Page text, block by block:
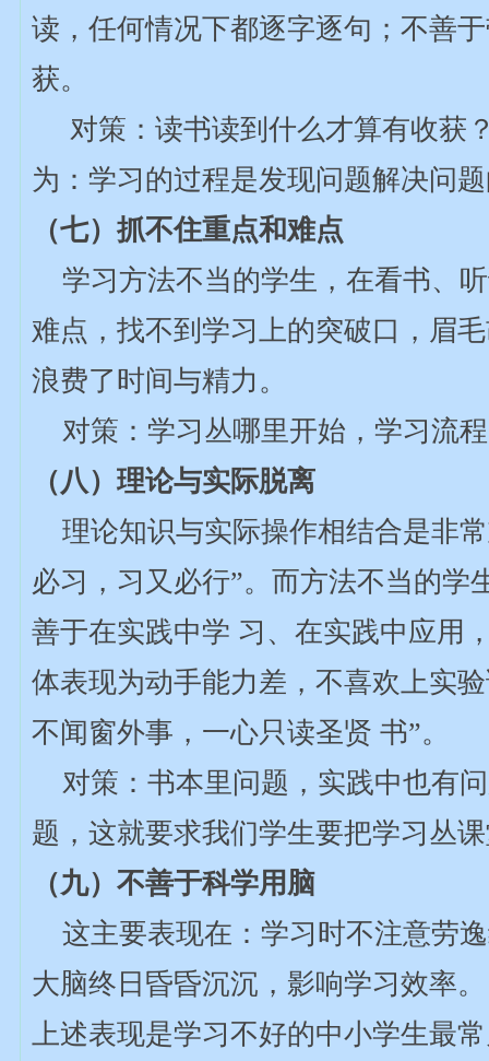
读，任何情况下都逐字逐句；不善
获。
对策：读书读到什么才算有收获
为：学习的过程是发现问题解决问
（七）抓不住重点和难点
学习方法不当的学生，在看书、
难点，找不到学习上的突破口，眉
浪费了时间与精力。
对策：学习丛哪里开始，学习流
（八）理论与实际脱离
理论知识与实际操作相结合是非
必习，习又必行”。而方法不当的
善于在实践中学 习、在实践中应用
体表现为动手能力差，不喜欢上实
不闻窗外事，一心只读圣贤 书”。
对策：书本里问题，实践中也有
题，这就要求我们学生要把学习丛
（九）不善于科学用脑
这主要表现在：学习时不注意劳
大脑终日昏昏沉沉，影响学习效率。
上述表现是学习不好的中小学生最